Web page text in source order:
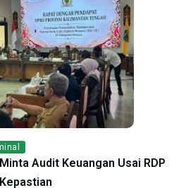
Audit Keuangan Usai RDP